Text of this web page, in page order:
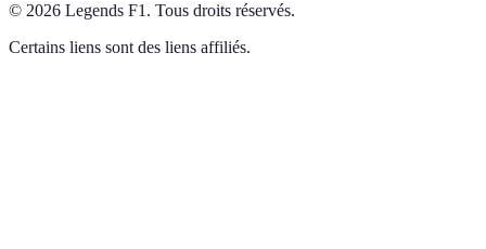
© 2026 Legends F1 . Tous droits réservés.
Certains liens sont des liens affiliés.